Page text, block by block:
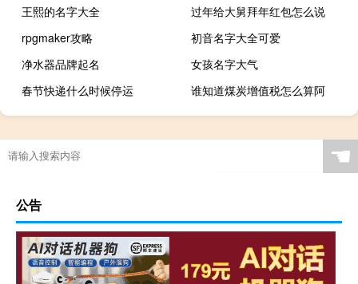
王熙的名字大全
过年给大舅拜年红包怎么说
rpgmaker攻略
初音名字大全可爱
净水器品牌起名
女孩名字大气
春节快递什么时候停运
谁知道煤炭增值税怎么算阿
☚
公告